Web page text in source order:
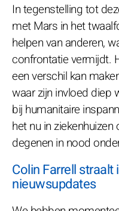
In tegenstelling tot
met Mars in het
helpen van anderen,
confrontatie vermijdt.
een verschil kan
waar zijn invloed diep
bij humanitaire
het nu in
degenen in nood
Colin Farrell
nieuwsupdates